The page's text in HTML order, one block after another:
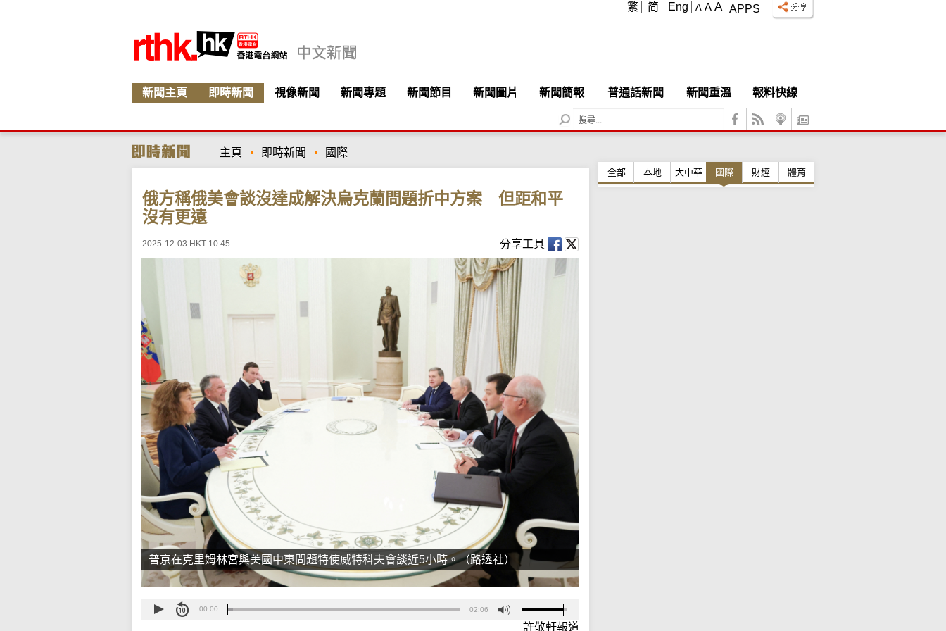
APPS
A A A
繁 简 Eng
新聞主頁 即時新聞 視像新聞 新聞專題 新聞節目 新聞圖片 新聞簡報 普通話新聞 新聞重溫
報料快線
S
e
c
主頁 即時新聞 國際
俄方稱俄美會談沒達成解決烏克蘭問題折中方案 但距和平
沒有更遠
2025-12-03 HKT 10:45 分享工具
普京在克里姆林宮與美國中東問題特使威特科夫會談近5小時。（路透社）
00:00 02:06
許敬軒報道
全部 本地 大中華 國際 財經 體育